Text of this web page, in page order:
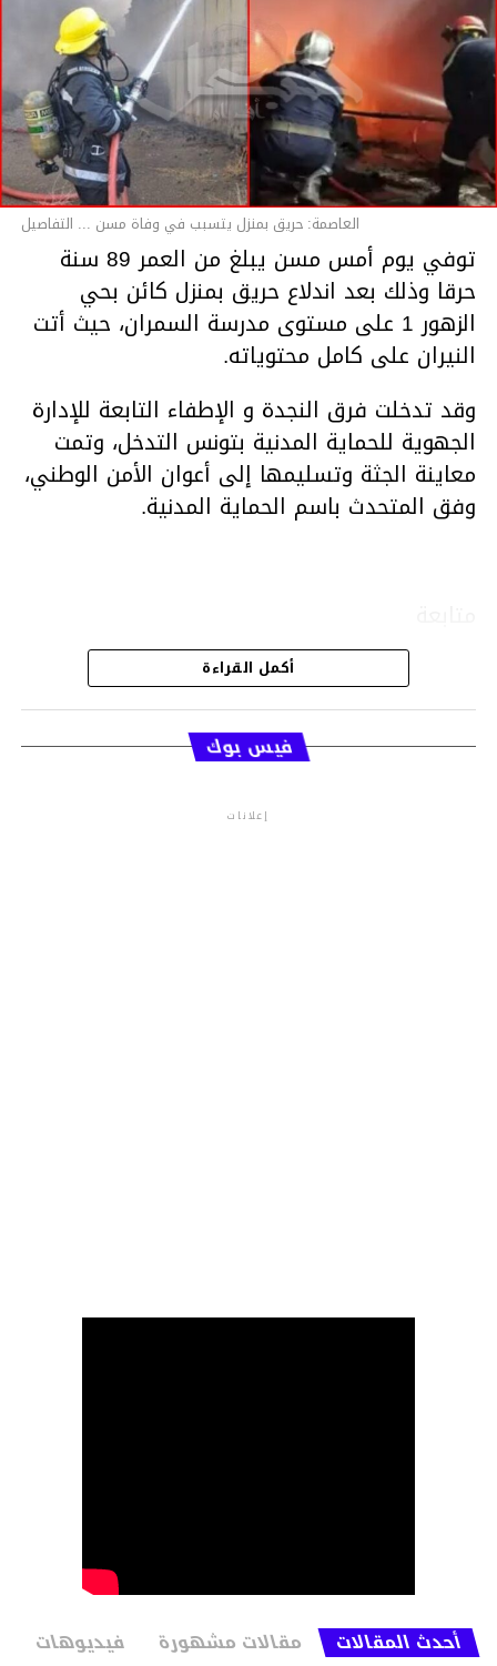
العاصمة: حريق بمنزل يتسبب في وفاة مسن ... التفاصيل
توفي يوم أمس مسن يبلغ من العمر 89 سنة
حرقا وذلك بعد اندلاع حريق بمنزل كائن بحي
الزهور 1 على مستوى مدرسة السمران، حيث أتت
النيران على كامل محتوياته.
وقد تدخلت فرق النجدة و الإطفاء التابعة للإدارة
الجهوية للحماية المدنية بتونس التدخل، وتمت
معاينة الجثة وتسليمها إلى أعوان الأمن الوطني،
وفق المتحدث باسم الحماية المدنية.
قسم الاخبار
أكمل القراءة
فيس بوك
إعلانات
أحدث المقالات مقالات مشهورة فيديوهات